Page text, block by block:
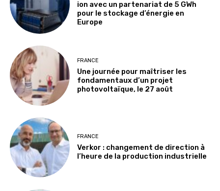
ion avec un partenariat de 5 GWh
pour le stockage d’énergie en
Europe
FRANCE
Une journée pour maîtriser les
fondamentaux d’un projet
photovoltaïque, le 27 août
FRANCE
Verkor : changement de direction à
l’heure de la production industrielle